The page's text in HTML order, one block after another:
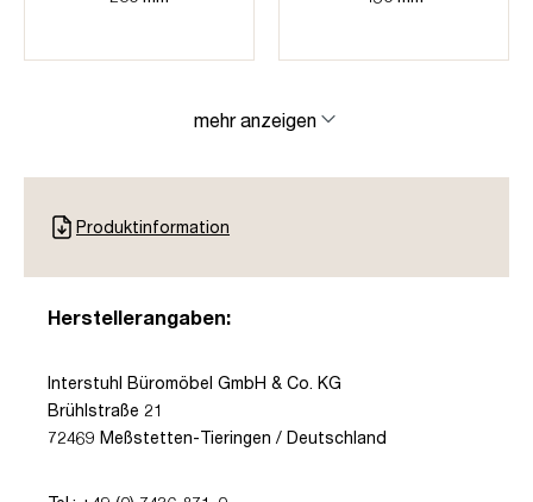
mehr anzeigen
Produktinformation
Herstellerangaben:
Interstuhl Büromöbel GmbH & Co. KG
Brühlstraße 21
72469 Meßstetten-Tieringen / Deutschland